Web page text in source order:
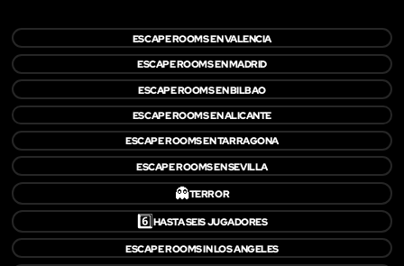
ESCAPE ROOMS EN VALENCIA
ESCAPE ROOMS EN MADRID
ESCAPE ROOMS EN BILBAO
ESCAPE ROOMS EN ALICANTE
ESCAPE ROOMS EN TARRAGONA
ESCAPE ROOMS EN SEVILLA
👻TERROR
6️⃣HASTA SEIS JUGADORES
ESCAPE ROOMS IN LOS ANGELES